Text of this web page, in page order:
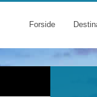
Forside